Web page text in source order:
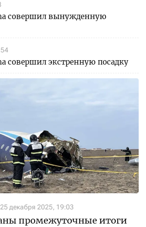
совершил вынужденную
совершил экстренную посадку
25 декабря 2025, 19:03
промежуточные итоги